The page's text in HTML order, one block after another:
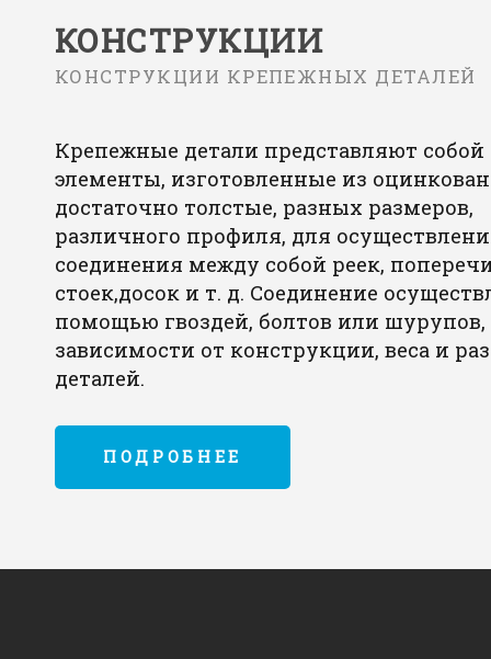
КОНСТРУКЦИИ
КОНСТРУКЦИИ КРЕПЕЖНЫХ ДЕТАЛЕЙ
Крепежные детали представляют собой
элементы, изготовленные из
достаточно толстые, разных размеров,
различного профиля, для
соединения между собой реек,
стоек,досок и т. д. Соединение
помощью гвоздей, болтов или шурупов,
зависимости от конструкции, веса и
деталей.
ПОДРОБНЕЕ